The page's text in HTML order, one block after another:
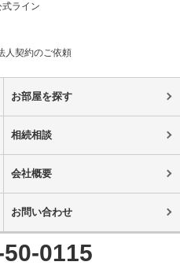
式ライン
人契約のご依頼
お部屋を探す
相続相談
会社概要
お問い合わせ
0115